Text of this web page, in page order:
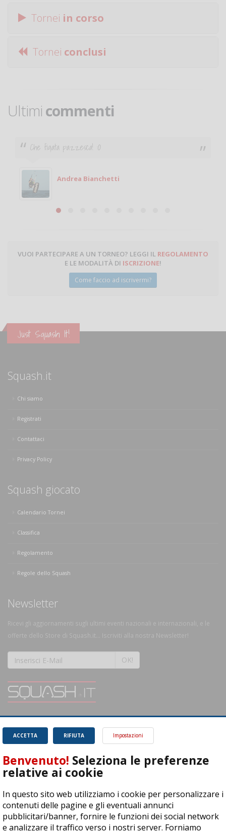
Tornei in corso
Tornei conclusi
Ultimi commenti
Ciao. Sono a Treviglio da poco e vorrei tornare a
giocare. Se sei in zona e puoi giocare fammi sapere.
Michele
Michele Miglionico
VUOI PARTECIPARE A UN TORNEO? LEGGI IL REGOLAMENTO
E LE MODALITÀ DI ISCRIZIONE!
Come faccio ad iscrivermi?
Just Squash It!
Squash.it
Chi siamo
Registrati
Contattaci
Privacy Policy
Squash giocato
Calendario Tornei
Classifica
Regolamento
Regole dello Squash
Newsletter
Ricevi gli aggiornamenti sugli ultimi eventi nazionali e internazionali, e le
offerte dello Store di Squash.it... Iscriviti alla nostra Newsletter!
OK!
magnifico sport.
Leggi
RIFIUTA
ACCETTA Impostazioni
Benvenuto! Seleziona le preferenze
relative ai cookie
In questo sito web utilizziamo i cookie per personalizzare i
contenuti delle pagine e gli eventuali annunci
pubblicitari/banner, fornire le funzioni dei social network
e analizzare il traffico verso i nostri server. Forniamo
ASD Let's Sport - Via T. Olivelli 3, 25014 Castenedolo (BS) - P. Iva:
04278030988
© Copyright 2015 | All Rights Reserved - Powered byDynDevice